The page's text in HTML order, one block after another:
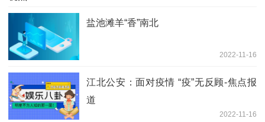
盐池滩羊“香”南北
2022-11-16
江北公安：面对疫情 “疫”无反顾-焦点报
道
2022-11-16